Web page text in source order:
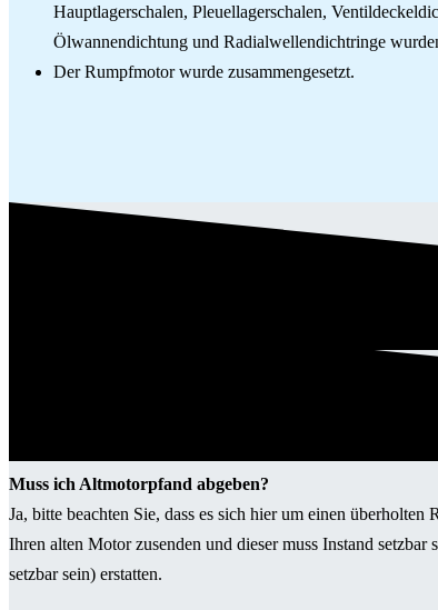
Hauptlagerschalen, Pleuellagerschalen,
Ölwannendichtung und Radialwellendichtringe
Der Rumpfmotor wurde zusammengesetzt.
Muss ich Altmotorpfand abgeben?
Ja, bitte beachten Sie, dass es sich hier um einen
Ihren alten Motor zusenden und dieser muss Instand
setzbar sein) erstatten.